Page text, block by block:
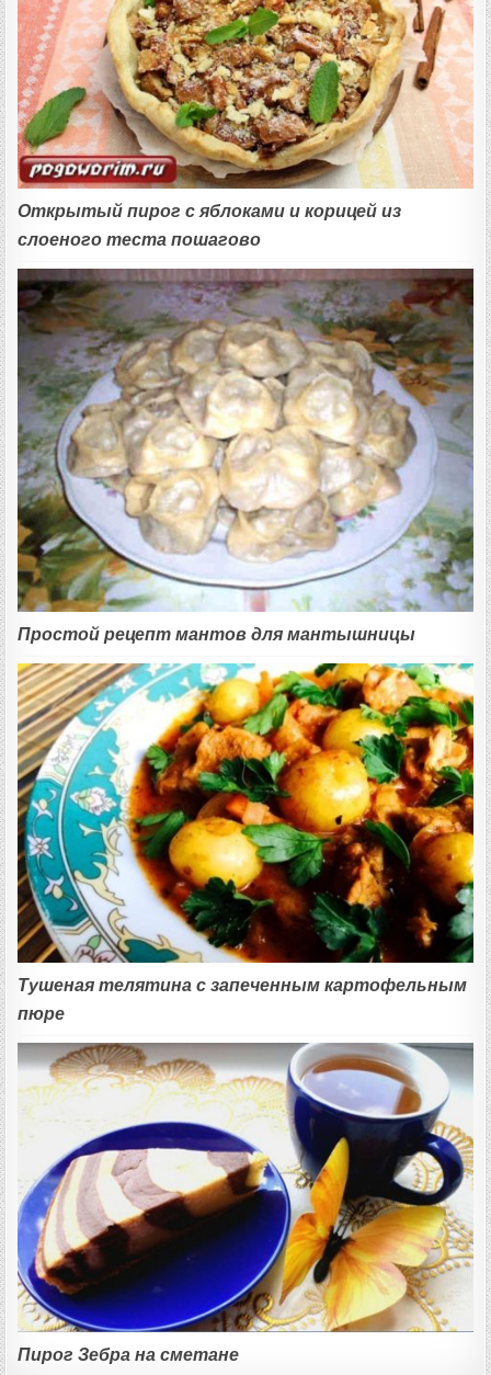
Открытый пирог с яблоками и корицей из
слоеного теста пошагово
Простой рецепт мантов для мантышницы
Тушеная телятина с запеченным картофельным
пюре
Пирог Зебра на сметане